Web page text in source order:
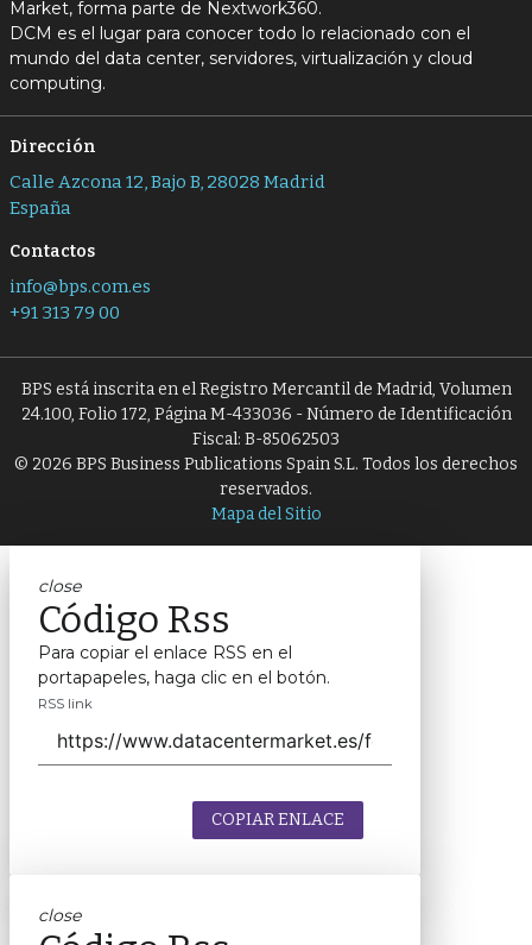
Market, forma parte de Nextwork360.
DCM es el lugar para conocer todo lo relacionado con el
mundo del data center, servidores, virtualización y cloud
computing.
Dirección
Calle Azcona 12, Bajo B, 28028 Madrid
España
Contactos
info@bps.com.es
+91 313 79 00
BPS está inscrita en el Registro Mercantil de Madrid, Volumen
24.100, Folio 172, Página M-433036 - Número de Identificación
Fiscal: B-85062503
© 2026 BPS Business Publications Spain S.L. Todos los derechos
reservados.
Mapa del Sitio
close
Código Rss
Para copiar el enlace RSS en el
portapapeles, haga clic en el botón.
RSS link
COPIAR ENLACE
close